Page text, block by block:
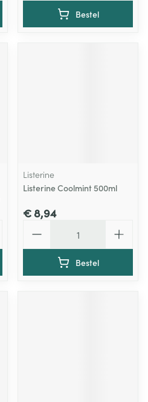
Bestel
Listerine
Listerine Coolmint 500ml
€ 8,94
Bestel